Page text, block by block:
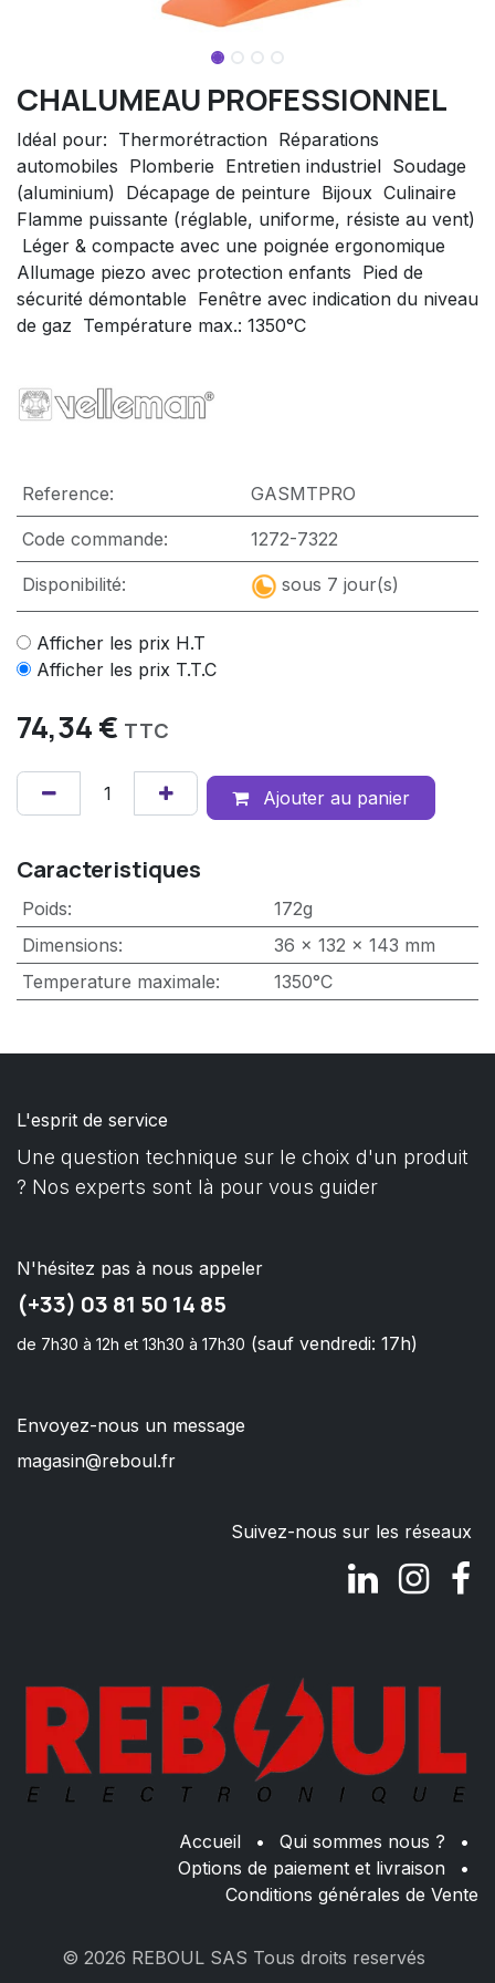
CHALUMEAU PROFESSIONNEL
Idéal pour:  Thermorétraction  Réparations
automobiles  Plomberie  Entretien industriel  Soudage
(aluminium)  Décapage de peinture  Bijoux  Culinaire 
Flamme puissante (réglable, uniforme, résiste au vent)
 Léger & compacte avec une poignée ergonomique 
Allumage piezo avec protection enfants  Pied de
sécurité démontable  Fenêtre avec indication du niveau
de gaz  Température max.: 1350°C
Reference: GASMTPRO
Code commande: 1272-7322
Disponibilité: sous 7 jour(s)
Afficher les prix H.T
Afficher les prix T.T.C
74,34€ TTC
Ajouter au panier
Caracteristiques
Poids:
172g
Dimensions:
36 x 132 x 143 mm
Temperature maximale: 1350°C
L'esprit de service
Une question technique sur le choix d'un produit
? Nos experts sont là pour vous guider
N'hésitez pas à nous appeler
(+33) 03 81 50 14 85
de 7h30 à 12h et 13h30 à 17h30 (sauf vendredi: 17h)
Envoyez-nous un message
magasin@reboul.fr
Suivez-nous sur les réseaux
Accueil • Qui sommes nous ?
•
Options de paiement et livraison
•
Conditions générales de Vente
© 2026 REBOUL SAS Tous droits reservés